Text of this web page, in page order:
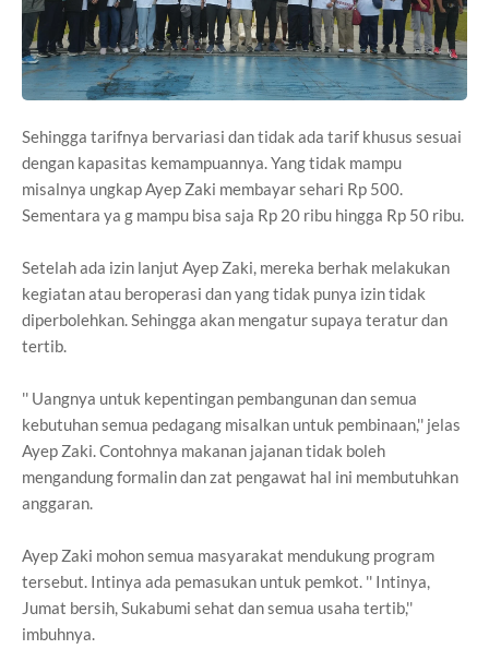
Sehingga tarifnya bervariasi dan tidak ada tarif khusus sesuai
dengan kapasitas kemampuannya. Yang tidak mampu
misalnya ungkap Ayep Zaki membayar sehari Rp 500.
Sementara ya g mampu bisa saja Rp 20 ribu hingga Rp 50 ribu.
Setelah ada izin lanjut Ayep Zaki, mereka berhak melakukan
kegiatan atau beroperasi dan yang tidak punya izin tidak
diperbolehkan. Sehingga akan mengatur supaya teratur dan
tertib.
'' Uangnya untuk kepentingan pembangunan dan semua
kebutuhan semua pedagang misalkan untuk pembinaan,'' jelas
Ayep Zaki. Contohnya makanan jajanan tidak boleh
mengandung formalin dan zat pengawat hal ini membutuhkan
anggaran.
Ayep Zaki mohon semua masyarakat mendukung program
tersebut. Intinya ada pemasukan untuk pemkot. '' Intinya,
Jumat bersih, Sukabumi sehat dan semua usaha tertib,''
imbuhnya.